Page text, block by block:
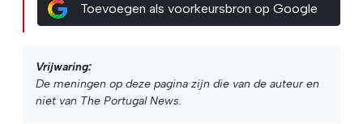
Toevoegen als voorkeursbron op Google
Vrijwaring:
De meningen op deze pagina zijn die van de auteur en
niet van The Portugal News.